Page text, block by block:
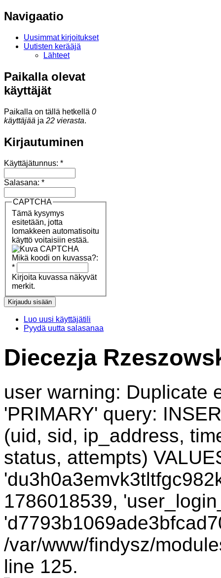
Navigaatio
Uusimmat kirjoitukset
Uutisten kerääjä
Lähteet
Paikalla olevat
käyttäjät
Paikalla on tällä hetkellä 0
käyttäjää ja 22 vierasta.
Kirjautuminen
Käyttäjätunnus: *
Salasana: *
CAPTCHA
Tämä kysymys
esitetään, jotta
lomakkeen automatisoitu
käyttö voitaisiin estää.
Mikä koodi on kuvassa?:
*
Kirjoita kuvassa näkyvät
merkit.
Luo uusi käyttäjätili
Pyydä uutta salasanaa
Diecezja
user warning: Duplicate
'PRIMARY' query:
(uid, sid, ip_address,
status, attempts)
1786018539,
/var/www/findysz/
line 125.